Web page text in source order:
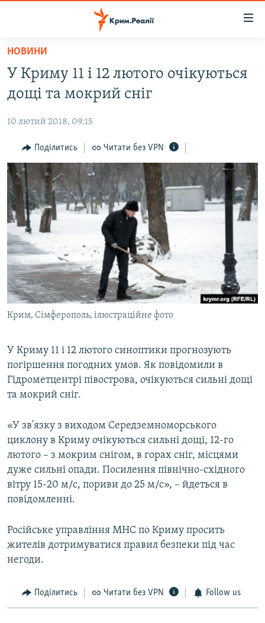
Перейти
основного
матеріалу
до
навігації
Перейти
пошуку
ВОДА.КРИМ
ПОЛІТИКА
БЛОГИ
ПОГЛЯД
ІНТЕРВ'Ю
ВСЕ ЗА ДЕНЬ
СПЕЦПРОЕКТИ
ДЕПОРТАЦІЯ
ВІДЕОУРОКИ «ELIFBE»
СВІДЧЕННЯ ОКУПАЦІЇ
УКРАЇНСЬКА ПРОБЛЕМА КРИМУ
ЯК ОБІЙТИ БЛОКУВАННЯ
Русский
Qırımtatar
Усі сайти RFE/RL
НОВИНИ
У Криму 11 і 12 лютого очікуються
дощі та мокрий сніг
10 лютий 2018, 09:15
Поділитись Читати без VPN
Крим, Сімферополь, ілюстраційне фото
У Криму 11 і 12 лютого синоптики прогнозують
погіршення погодних умов. Як повідомили в
Гідрометцентрі півострова, очікуються сильні дощі
та мокрий сніг.
«У зв'язку з виходом Середземноморського
циклону в Криму очікуються сильні дощі, 12-го
лютого – з мокрим снігом, в горах сніг, місцями
дуже сильні опади. Посилення північно-східного
вітру 15-20 м/с, пориви до 25 м/с», – йдеться в
повідомленні.
Російське управління МНС по Криму просить
жителів дотримуватися правил безпеки під час
негоди.
Поділитись Читати без VPN Follow us